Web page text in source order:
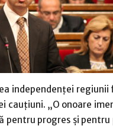
independenţei
cauţiuni. „O onoare
pentru progres şi